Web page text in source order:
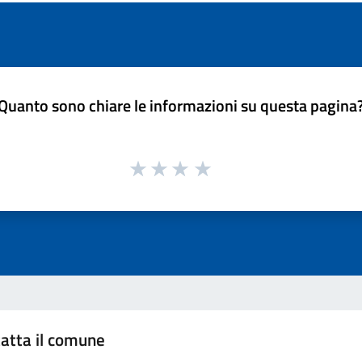
sono chiare le informazioni su questa
il comune